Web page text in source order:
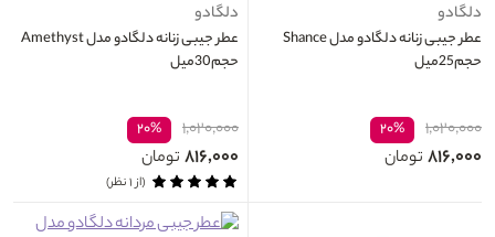
دلگادو
عطر جیبی زنانه دلگادو مدل Shance
حجم25میل
۱,۰۲۰,۰۰۰ ۲۰%
۸۱۶,۰۰۰ تومان
دلگادو
عطر جیبی زنانه دلگادو مدل Amethyst
حجم30میل
۱,۰۲۰,۰۰۰ ۲۰%
۸۱۶,۰۰۰ تومان
(از ۱ نظر)